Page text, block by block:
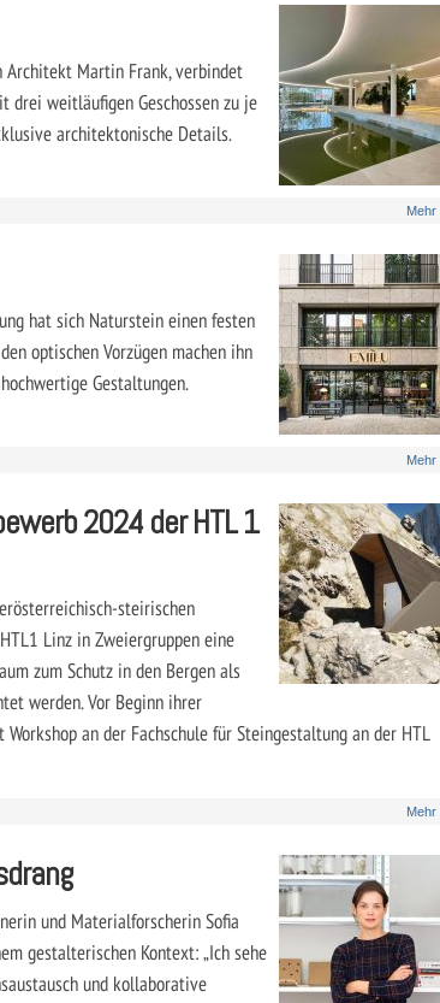
Architekt Martin Frank, verbindet
weitläufigen Geschossen zu je
architektonische Details.
Mehr
hat sich Naturstein einen festen
optischen Vorzügen machen ihn
Gestaltungen.
Mehr
2024 der HTL 1
steirischen
Linz in Zweiergruppen eine
zum Schutz in den Bergen als
werden. Vor Beginn ihrer
an der Fachschule für Steingestaltung an der HTL
Mehr
und Materialforscherin Sofia
gestalterischen Kontext: „Ich sehe
und kollaborative